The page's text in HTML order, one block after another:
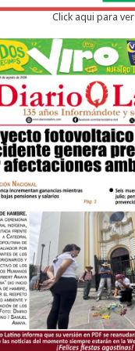
Click aqui para ver